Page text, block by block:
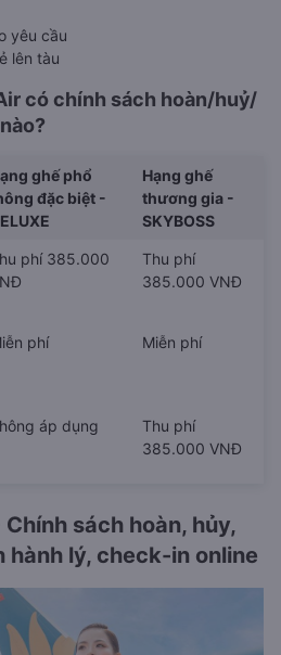
yêu cầu
lên tàu
có chính sách hoàn/huỷ/
ghế phổ
đặc biệt -
Hạng ghế
thương gia -
SKYBOSS
phí 385.000
Thu phí
385.000 VNĐ
phí Miễn phí
áp dụng
Thu phí
385.000 VNĐ
sách hoàn, hủy,
hành lý, check-in online